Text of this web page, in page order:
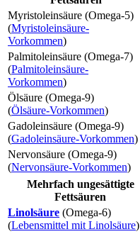
Myristoleinsäure (Omega-5)
(Myristoleinsäure-
Vorkommen)
Palmitoleinsäure (Omega-7)
(Palmitoleinsäure-
Vorkommen)
Ölsäure (Omega-9)
(Ölsäure-Vorkommen)
Gadoleinsäure (Omega-9)
(Gadoleinsäure-Vorkommen)
Nervonsäure (Omega-9)
(Nervonsäure-Vorkommen)
Mehrfach ungesättigte
Fettsäuren
Linolsäure (Omega-6)
(Lebensmittel mit Linolsäure)